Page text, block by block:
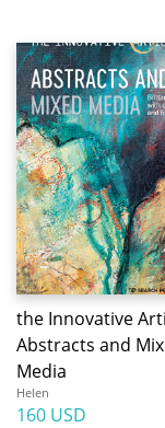
the Innovative
Abstracts and
Media
Helen
160 USD